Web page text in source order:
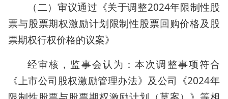
（二）审议通过《关于调整2024年限制性股
票与股票期权激励计划限制性股票回购价格及股
票期权行权价格的议案》
经审核，监事会认为：本次调整事项符合
《上市公司股权激励管理办法》及公司《2024年